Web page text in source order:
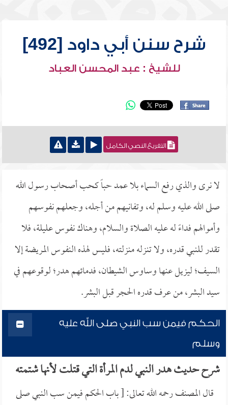
شرح سنن أبي داود [492]
للشيخ : عبد المحسن العباد
التفريغ النصي الكامل
لا نرى والذي رفع السماء بلا عمد حباً كحب أصحاب رسول الله
صلى الله عليه وسلم له، وتفانيهم من أجله، وجعلهم نفوسهم
وأموالهم فداءً له عليه الصلاة والسلام، وهناك نفوس عليلة، فلا
تقدر للنبي قدره، ولا تنزله منزلته، فليس لهذه النفوس المريضة إلا
السيف؛ ليزيل عنها وساوس الشيطان، فدمائهم هدر؛ لوقوعهم في
سيد البشر، من عرف قدره الحجر قبل البشر.
الحكم فيمن سب النبي صلى الله عليه
وسلم
شرح حديث هدر النبي لدم المرأة التي قتلت لأنها شتمته
قال المصنف رحمه الله تعالى: [ باب الحكم فيمن سب النبي صلى